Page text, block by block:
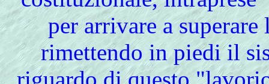
per arrivare a
rimettendo in piedi il
riguardo di questo